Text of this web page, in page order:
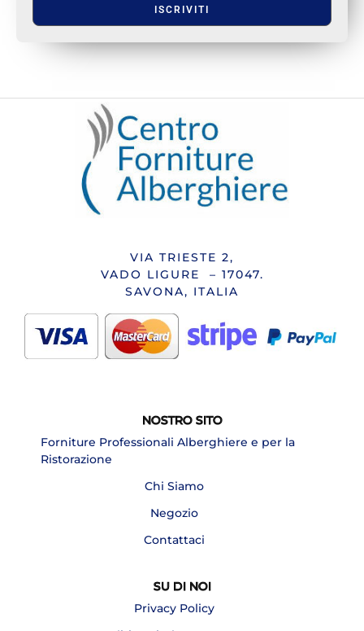
ISCRIVITI
VIA TRIESTE 2,
VADO LIGURE – 17047.
SAVONA, ITALIA
NOSTRO SITO
Forniture Professionali Alberghiere e per la
Ristorazione
Chi Siamo
Negozio
Contattaci
SU DI NOI
Privacy Policy